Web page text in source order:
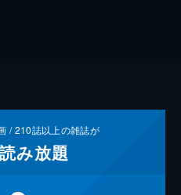
/210誌以上の雑誌が
読み放題